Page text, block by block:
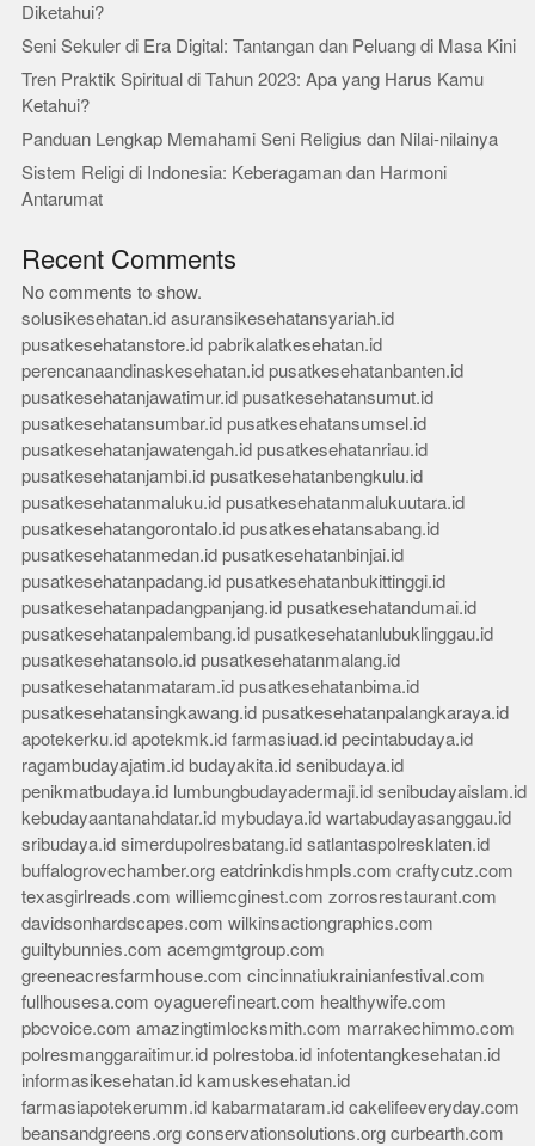
Diketahui?
Seni Sekuler di Era Digital: Tantangan dan Peluang di Masa Kini
Tren Praktik Spiritual di Tahun 2023: Apa yang Harus Kamu
Ketahui?
Panduan Lengkap Memahami Seni Religius dan Nilai-nilainya
Sistem Religi di Indonesia: Keberagaman dan Harmoni
Antarumat
Recent Comments
No comments to show.
solusikesehatan.id asuransikesehatansyariah.id
pusatkesehatanstore.id pabrikalatkesehatan.id
perencanaandinaskesehatan.id pusatkesehatanbanten.id
pusatkesehatanjawatimur.id pusatkesehatansumut.id
pusatkesehatansumbar.id pusatkesehatansumsel.id
pusatkesehatanjawatengah.id pusatkesehatanriau.id
pusatkesehatanjambi.id pusatkesehatanbengkulu.id
pusatkesehatanmaluku.id pusatkesehatanmalukuutara.id
pusatkesehatangorontalo.id pusatkesehatansabang.id
pusatkesehatanmedan.id pusatkesehatanbinjai.id
pusatkesehatanpadang.id pusatkesehatanbukittinggi.id
pusatkesehatanpadangpanjang.id pusatkesehatandumai.id
pusatkesehatanpalembang.id pusatkesehatanlubuklinggau.id
pusatkesehatansolo.id pusatkesehatanmalang.id
pusatkesehatanmataram.id pusatkesehatanbima.id
pusatkesehatansingkawang.id pusatkesehatanpalangkaraya.id
apotekerku.id apotekmk.id farmasiuad.id pecintabudaya.id
ragambudayajatim.id budayakita.id senibudaya.id
penikmatbudaya.id lumbungbudayadermaji.id senibudayaislam.id
kebudayaantanahdatar.id mybudaya.id wartabudayasanggau.id
sribudaya.id simerdupolresbatang.id satlantaspolresklaten.id
buffalogrovechamber.org eatdrinkdishmpls.com craftycutz.com
texasgirlreads.com williemcginest.com zorrosrestaurant.com
davidsonhardscapes.com wilkinsactiongraphics.com
guiltybunnies.com acemgmtgroup.com
greeneacresfarmhouse.com cincinnatiukrainianfestival.com
fullhousesa.com oyaguerefineart.com healthywife.com
pbcvoice.com amazingtimlocksmith.com marrakechimmo.com
polresmanggaraitimur.id polrestoba.id infotentangkesehatan.id
informasikesehatan.id kamuskesehatan.id
farmasiapotekerumm.id kabarmataram.id cakelifeeveryday.com
beansandgreens.org conservationsolutions.org curbearth.com